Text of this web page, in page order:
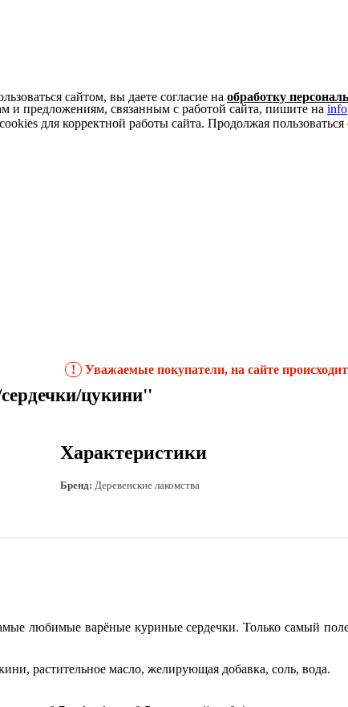
! Уважаемые покупатели, на сайте
цукини''
Характеристики
Бренд: Деревенские лакомства
любимые варёные куриные сердечки. Только самый
растительное масло, желирующая добавка, соль, вода.
сайтом, вы даете согласие на обработку
и предложениям, связанным с работой сайта, пишите на
для корректной работы сайта. Продолжая пользоваться